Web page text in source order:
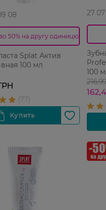
08
50% на другу одиницю
Splat Актив
100 мл
27
100